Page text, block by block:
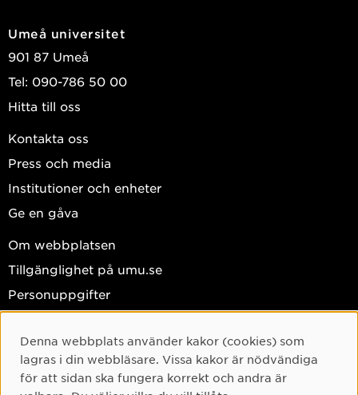
Umeå universitet
901 87 Umeå
Tel: 090-786 50 00
Hitta till oss
Kontakta oss
Press och media
Institutioner och enheter
Ge en gåva
Om webbplatsen
Tillgänglighet på umu.se
Personuppgifter
Facebook
Instagram
Cookie-samtycke
Denna webbplats använder kakor (cookies) som
lagras i din webbläsare. Vissa kakor är nödvändiga
för att sidan ska fungera korrekt och andra är